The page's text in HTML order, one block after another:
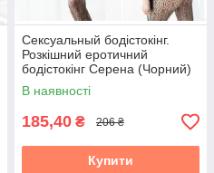
Сексуальный бодістокінг.
Розкішний еротичний
бодістокінг Серена (Чорний)
Розмір: універсал. (XS-XL)
В наявності
185,40 ₴ 206 ₴
Купити